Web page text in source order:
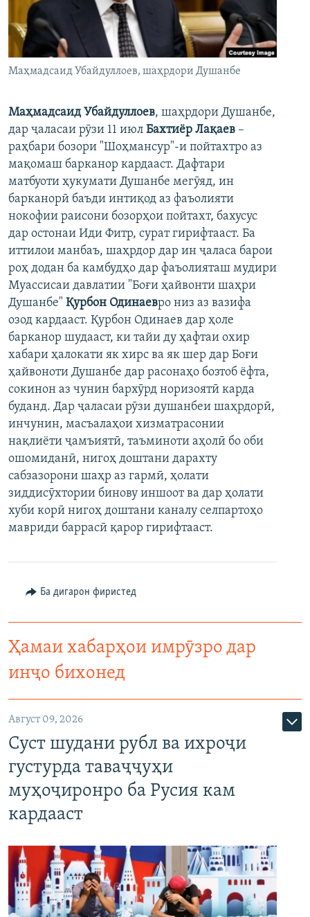
ГУЗОРИШҲОИ РАДИОӢ
Русский
Ҳамаи сомонаҳои RFE/RL
Маҳмадсаид Убайдуллоев, шаҳрдори Душанбе
Маҳмадсаид Убайдуллоев, шаҳрдори Душанбе,
дар ҷаласаи рӯзи 11 июл Бахтиёр Лақаев –
раҳбари бозори "Шоҳмансур"-и пойтахтро аз
мақомаш барканор кардааст. Дафтари
матбуоти ҳукумати Душанбе мегӯяд, ин
барканорӣ баъди интиқод аз фаъолияти
нокофии раисони бозорҳои пойтахт, бахусус
дар остонаи Иди Фитр, сурат гирифтааст. Ба
иттилои манбаъ, шаҳрдор дар ин ҷаласа барои
роҳ додан ба камбудҳо дар фаъолияташ мудири
Муассисаи давлатии "Боғи ҳайвонти шаҳри
Душанбе" Қурбон Одинаевро низ аз вазифа
озод кардааст. Қурбон Одинаев дар ҳоле
барканор шудааст, ки тайи ду ҳафтаи охир
хабари ҳалокати як хирс ва як шер дар Боғи
ҳайвоноти Душанбе дар расонаҳо бозтоб ёфта,
сокинон аз чунин бархӯрд норизоятӣ карда
буданд. Дар ҷаласаи рӯзи душанбеи шаҳрдорӣ,
инчунин, масъалаҳои хизматрасонии
нақлиёти ҷамъиятӣ, таъминоти аҳолӣ бо оби
ошомиданӣ, нигоҳ доштани дарахту
сабзазорони шаҳр аз гармӣ, ҳолати
зиддисӯхтории бинову иншоот ва дар ҳолати
хуби корӣ нигоҳ доштани каналу селпартоҳо
мавриди баррасӣ қарор гирифтааст.
Ба дигарон фиристед
Ҳамаи хабарҳои имрӯзро дар
инҷо бихонед
Август 09, 2026
Суст шудани рубл ва ихроҷи
густурда таваҷҷуҳи
муҳоҷиронро ба Русия кам
кардааст